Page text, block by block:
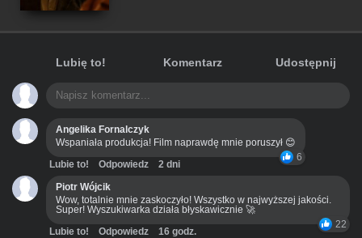
Lubię to! Komentarz Udostępnij
Angelika Fornalczyk
Wspaniała produkcja! Film naprawdę mnie poruszył 😊
6
Lubie to! Odpowiedz
2 dni
Piotr Wójcik
Wow, totalnie mnie zaskoczyło! Wszystko w najwyższej jakości.
Super! Wyszukiwarka działa błyskawicznie 🚀
22
Lubie to! Odpowiedz
16 godz.